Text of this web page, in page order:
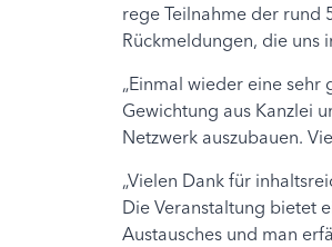
rege Teilnahme der rund
Rückmeldungen, die uns
„Einmal wieder eine
Gewichtung aus Kanzlei
Netzwerk auszubauen.
„Vielen Dank für
Die Veranstaltung bietet
Austausches und man